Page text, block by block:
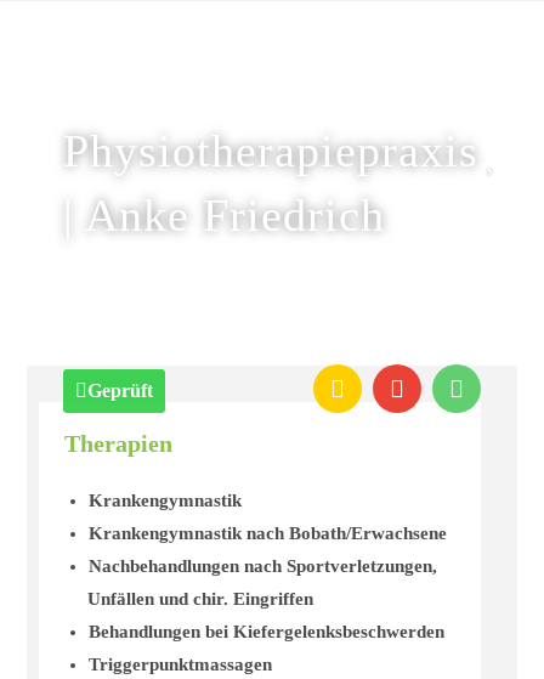
Physiotherapiepraxis
| Anke Friedrich
Geprüft
Therapien
Krankengymnastik
Krankengymnastik nach Bobath/Erwachsene
Nachbehandlungen nach Sportverletzungen,
Unfällen und chir. Eingriffen
Behandlungen bei Kiefergelenksbeschwerden
Triggerpunktmassagen